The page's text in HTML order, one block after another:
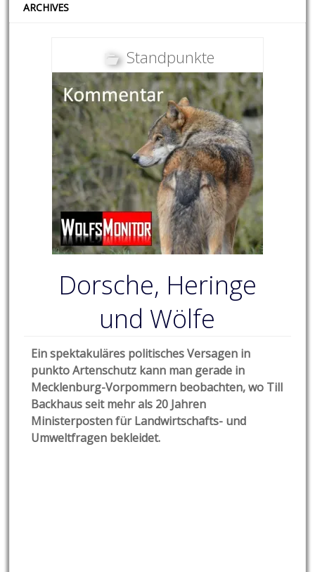
ARCHIVES
Standpunkte
Dorsche, Heringe
und Wölfe
Ein spektakuläres politisches Versagen in
punkto Artenschutz kann man gerade in
Mecklenburg-Vorpommern beobachten, wo Till
Backhaus seit mehr als 20 Jahren
Ministerposten für Landwirtschafts- und
Umweltfragen bekleidet.